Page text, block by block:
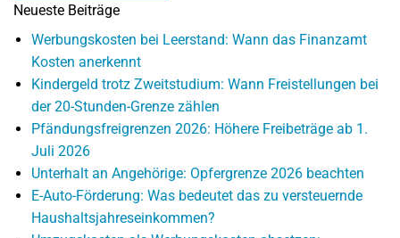
Neueste Beiträge
Werbungskosten bei Leerstand: Wann das Finanzamt
Kosten anerkennt
Kindergeld trotz Zweitstudium: Wann Freistellungen bei
der 20-Stunden-Grenze zählen
Pfändungsfreigrenzen 2026: Höhere Freibeträge ab 1.
Juli 2026
Unterhalt an Angehörige: Opfergrenze 2026 beachten
E-Auto-Förderung: Was bedeutet das zu versteuernde
Haushaltsjahreseinkommen?